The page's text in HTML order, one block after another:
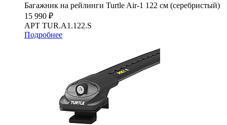
Багажник на рейлинги Turtle Air-1 122 см (серебристый)
15 990 ₽
АРТ TUR.A1.122.S
Подробнее